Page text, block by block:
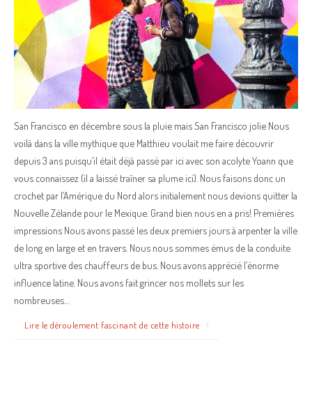
San Francisco en décembre sous la pluie mais San Francisco jolie Nous
voilà dans la ville mythique que Matthieu voulait me faire découvrir
depuis 3 ans puisqu’il était déjà passé par ici avec son acolyte Yoann que
vous connaissez (il a laissé traîner sa plume ici). Nous faisons donc un
crochet par l’Amérique du Nord alors initialement nous devions quitter la
Nouvelle Zélande pour le Mexique. Grand bien nous en a pris! Premières
impressions Nous avons passé les deux premiers jours à arpenter la ville
de long en large et en travers. Nous nous sommes émus de la conduite
ultra sportive des chauffeurs de bus. Nous avons apprécié l’énorme
influence latine. Nous avons fait grincer nos mollets sur les
nombreuses…
Lire le déroulement fascinant de cette histoire